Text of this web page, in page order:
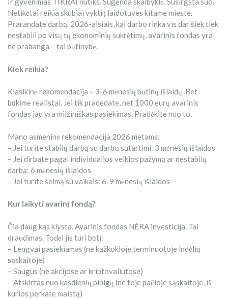
Netikėtai reikia skubiai vykti į laidotuves kitame mieste.
Prarandate darbą. 2026-aisiais, kai darbo rinka vis dar šiek tiek
nestabili po visų tų ekonominių sukrėtimų, avarinis fondas yra
ne prabanga – tai būtinybė.
Kiek reikia?
Klasikinė rekomendacija – 3-6 mėnesių būtinų išlaidų. Bet
būkime realistai. Jei tik pradedate, net 1000 eurų avarinis
fondas jau yra milžiniškas pasiekimas. Pradėkite nuo to.
Mano asmeninė rekomendacija 2026 metams:
– Jei turite stabilų darbą su darbo sutartimi: 3 mėnesių išlaidos
– Jei dirbate pagal individualios veiklos pažymą ar nestabilų
darbą: 6 mėnesių išlaidos
– Jei turite šeimą su vaikais: 6-9 mėnesių išlaidos
Kur laikyti avarinį fondą?
Čia daug kas klysta. Avarinis fondas NĖRA investicija. Tai
draudimas. Todėl jis turi būti:
– Lengvai pasiekiamas (ne kažkokioje terminuotoje indėlių
sąskaitoje)
– Saugus (ne akcijose ar kriptovaliutose)
– Atskirtas nuo kasdienių pinigų (ne toje pačioje sąskaitoje, iš
kurios perkate maistą)